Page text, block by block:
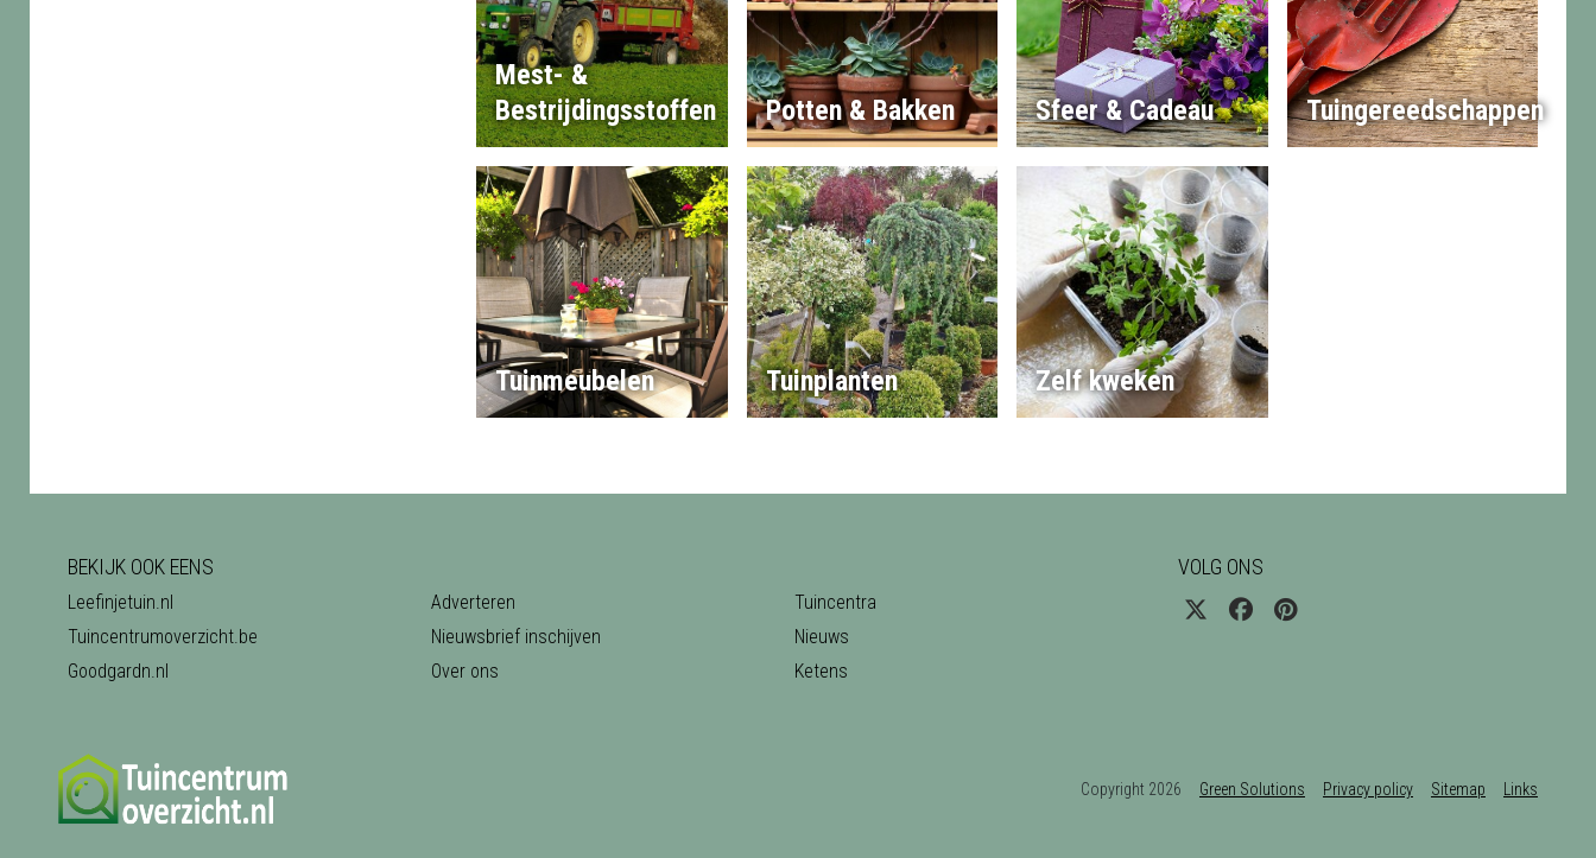
Mest- &
Bestrijdingsstoffen
Potten & Bakken Sfeer & Cadeau Tuingereedschappen
Tuinmeubelen Tuinplanten Zelf kweken
BEKIJK OOK EENS
Leefinjetuin.nl
Tuincentrumoverzicht.be
Goodgardn.nl
Adverteren
Nieuwsbrief inschijven
Over ons
Tuincentra
Nieuws
Ketens
VOLG ONS
Copyright 2026 Green Solutions Privacy policy Sitemap Links